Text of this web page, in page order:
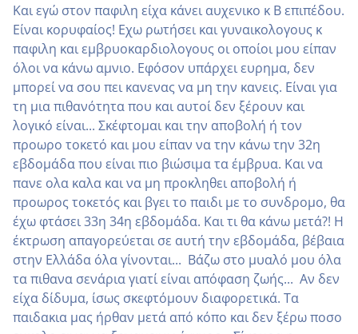
Και εγώ στον παφιλη είχα κάνει αυχενικο κ Β επιπέδου.
Είναι κορυφαίος! Εχω ρωτήσει και γυναικολογους κ
παφιλη και εμβρυοκαρδιολογους οι οποίοι μου είπαν
όλοι να κάνω αμνιο. Εφόσον υπάρχει ευρημα, δεν
μπορεί να σου πει κανενας να μη την κανεις. Είναι για
τη μια πιθανότητα που και αυτοί δεν ξέρουν και
λογικό είναι... Σκέφτομαι και την αποβολή ή τον
προωρο τοκετό και μου είπαν να την κάνω την 32η
εβδομάδα που είναι πιο βιώσιμα τα έμβρυα. Και να
πανε ολα καλα και να μη προκληθει αποβολή ή
προωρος τοκετός και βγει το παιδι με το συνδρομο, θα
έχω φτάσει 33η 34η εβδομάδα. Και τι θα κάνω μετά?! Η
έκτρωση απαγορεύεται σε αυτή την εβδομάδα, βέβαια
στην Ελλάδα όλα γίνονται... Βάζω στο μυαλό μου όλα
τα πιθανα σενάρια γιατί είναι απόφαση ζωής... Αν δεν
είχα δίδυμα, ίσως σκεφτόμουν διαφορετικά. Τα
παιδακια μας ήρθαν μετά από κόπο και δεν ξέρω ποσο